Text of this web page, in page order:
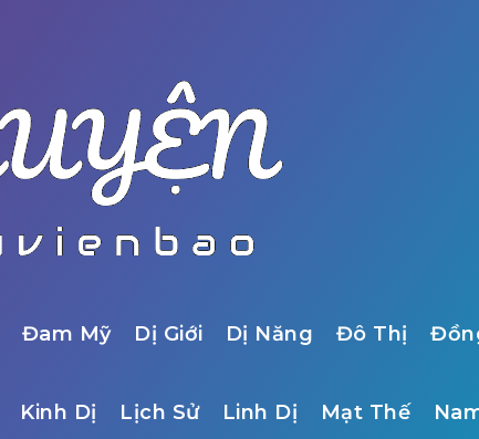
Đam Mỹ Dị Giới Dị Năng Đô Thị
Kinh Dị Lịch Sử Linh Dị Mạt Thế